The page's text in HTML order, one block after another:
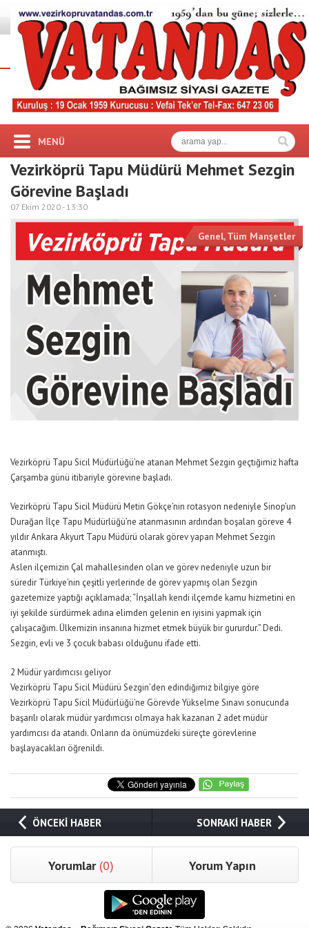
MENÜ
Vezirköprü Tapu Müdürü Mehmet Sezgin
Görevine Başladı
07 Ekim 2020 - 13:30
Genel,Tüm Manşetler
Vezirköprü Tapu Sicil Müdürlüğü’ne atanan Mehmet Sezgin geçtiğimiz hafta
Çarşamba günü itibariyle görevine başladı.
Vezirköprü Tapu Sicil Müdürü Metin Gökçe’nin rotasyon nedeniyle Sinop’un
Durağan İlçe Tapu Müdürlüğü’ne atanmasının ardından boşalan göreve 4
yıldır Ankara Akyurt Tapu Müdürü olarak görev yapan Mehmet Sezgin
atanmıştı.
Aslen ilçemizin Çal mahallesinden olan ve görev nedeniyle uzun bir
süredir Türkiye’nin çeşitli yerlerinde de görev yapmış olan Sezgin
gazetemize yaptığı açıklamada; “İnşallah kendi ilçemde kamu hizmetini en
iyi şekilde sürdürmek adına elimden gelenin en iyisini yapmak için
çalışacağım. Ülkemizin insanına hizmet etmek büyük bir gururdur.” Dedi.
Sezgin, evli ve 3 çocuk babası olduğunu ifade etti.
2 Müdür yardımcısı geliyor
Vezirköprü Tapu Sicil Müdürü Sezgin’den edindiğimiz bilgiye göre
Vezirköprü Tapu Sicil Müdürlüğü’ne Görevde Yükselme Sınavı sonucunda
başarılı olarak müdür yardımcısı olmaya hak kazanan 2 adet müdür
yardımcısı da atandı. Onların da önümüzdeki süreçte görevlerine
başlayacakları öğrenildi.
ÖNCEKİ HABER SONRAKİ HABER
Yorumlar (0) Yorum Yapın